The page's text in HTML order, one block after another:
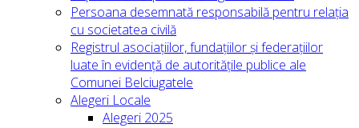
Persoana desemnată responsabilă pentru relația
cu societatea civilă
Registrul asociațiilor, fundațiilor și federațiilor
luate în evidență de autoritățile publice ale
Comunei Belciugatele
Alegeri Locale
Alegeri 2025